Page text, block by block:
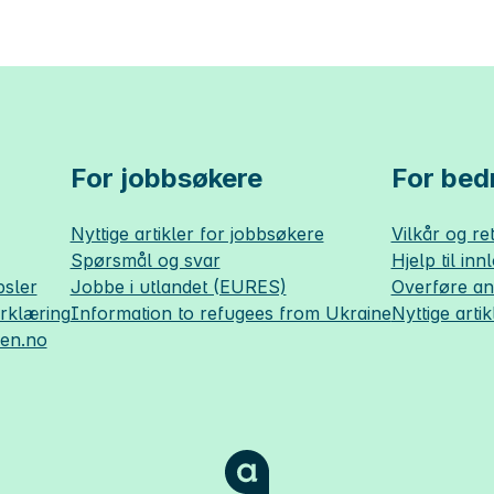
For jobbsøkere
Nyttige artikler for jobbsøkere
Spørsmål og svar
Jobbe i utlandet (EURES)
Information to refugees from Ukraine
For
Vilkår og
Hjelp til
Overføre
Nyttige